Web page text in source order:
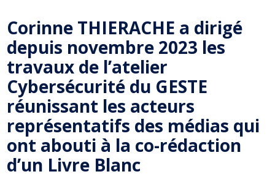
Corinne THIERACHE a dirigé
depuis novembre 2023 les
travaux de l’atelier
Cybersécurité du GESTE
réunissant les acteurs
représentatifs des médias qui
ont abouti à la co-rédaction
d’un Livre Blanc